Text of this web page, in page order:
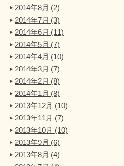
2014年8月 (2)
2014年7月 (3)
2014年6月 (11)
2014年5月 (7)
2014年4月 (10)
2014年3月 (7)
2014年2月 (8)
2014年1月 (8)
2013年12月 (10)
2013年11月 (7)
2013年10月 (10)
2013年9月 (6)
2013年8月 (4)